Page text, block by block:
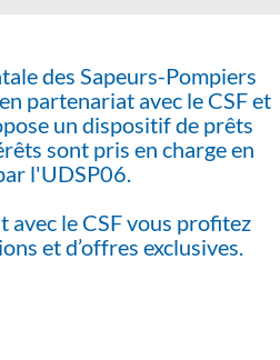
des Sapeurs-Pompiers
partenariat avec le CSF et
un dispositif de prêts
sont pris en charge en
l'UDSP06.
avec le CSF vous profitez
et d’offres exclusives.